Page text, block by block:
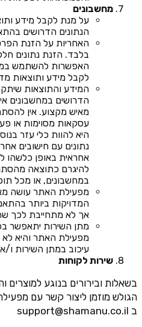
מחשבונים
על מנת לקבל מידע
הנתונים הדרושים
האחריות על הזנת
בלבד. הזנת נתונים
האפשרות להשתמש
לקבל מידע ותוצאות
המידע והתוצאות
הדרושים במחשבונים
מאיש מקצוע. אין
עסקאות מסוימות או
היא להוות כלי עזר
נתונים עם חישובים
אחראית באופן כלשהו
להיגרם כתוצאה
במחשבונים, או מכל
מפעילת האתר עושה
המדויקות ביותר
אך לא מתחייבת לכך
מתן השירות יתאפשר
מפעילת האתר והיא לא
עיכוב במתן השירות ו/
שירות לקוחות
בשאלות ובירורים בנוגע למוצרים
הגולש מוזמן ליצור קשר עם
ב support@shamanu.co.il